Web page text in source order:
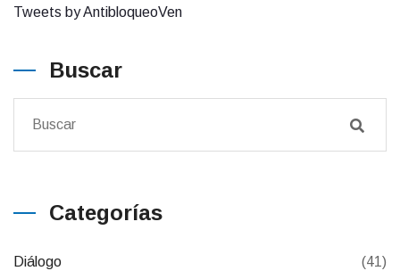
Tweets by AntibloqueoVen
Buscar
Categorías
Diálogo (41)